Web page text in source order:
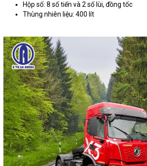
Hộp số: 8 số tiến và 2 số lùi, đồng tốc
Thùng nhiên liệu: 400 lít